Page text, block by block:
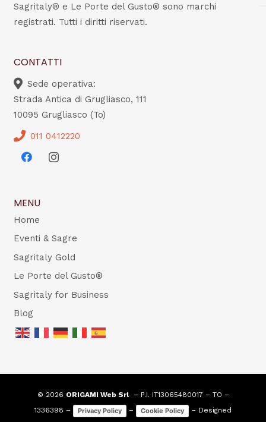
Sagritaly® e Le Porte del Gusto® sono marchi
registrati. Tutti i diritti riservati.
CONTATTI
Sede operativa:
Strada Antica di Grugliasco, 111
10095 Grugliasco (To)
011 0412220
MENU
Home
Eventi & Sagre
Sagritaly Gold
Le Porte del Gusto®
Sagritaly for Business
Blog
© 2026 ORIGAMI Web Srl– P.I. IT13065480017 – TO –
1336398 –
Privacy Policy – Cookie Policy
– Designed